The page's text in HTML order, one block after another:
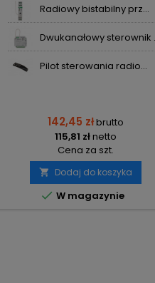
Radiowy bistabilny prz...
Dwukanałowy sterownik
Pilot sterowania radio...
142,45 złbrutto
115,81 złnetto
Cena za szt.
 Dodaj do koszyka
 W magazynie